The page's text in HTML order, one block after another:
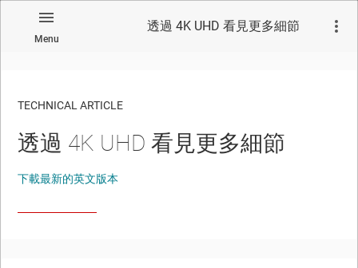
Menu
透過 4K UHD 看見更多細節
TECHNICAL ARTICLE
透過 4K UHD 看見更多細節
下載最新的英文版本